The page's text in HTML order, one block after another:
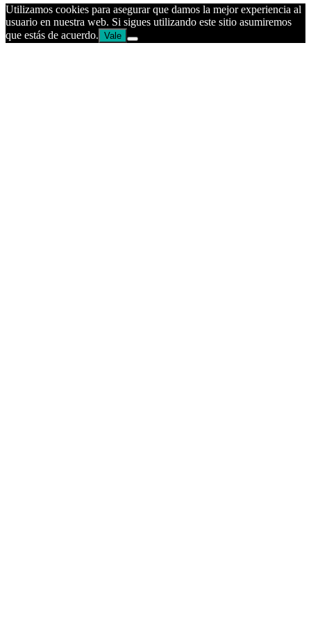
Utilizamos cookies para asegurar que damos la mejor experiencia al
usuario en nuestra web. Si sigues utilizando este sitio asumiremos
que estás de acuerdo. Vale